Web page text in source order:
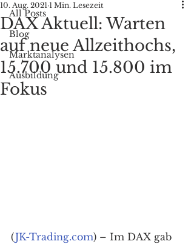
All Posts
Blog
Marktanalysen
Ausbildung
DAX Aktuell: Warten
auf neue Allzeithochs,
15.700 und 15.800 im
Fokus
10. Aug. 2021 1 Min. Lesezeit
(JK-Trading.com) – Im DAX gab